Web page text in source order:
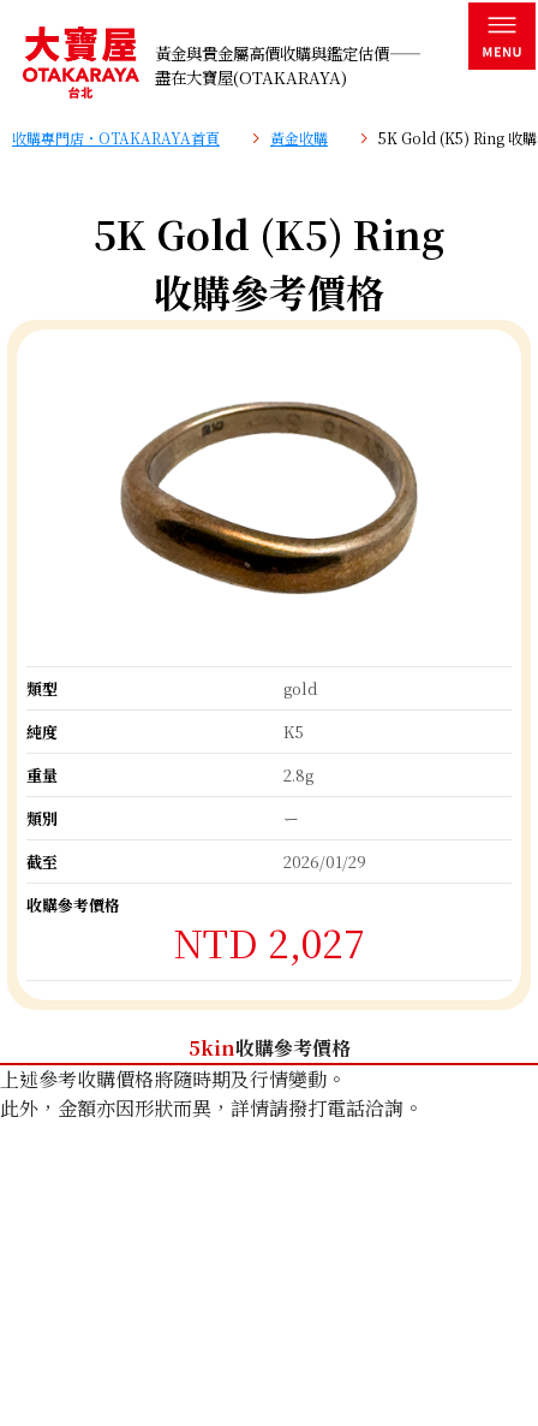
黃金與貴金屬高價收購與鑑定估價——
盡在大寶屋(OTAKARAYA)
收購專門店・OTAKARAYA首頁 黃金收購 5K Gold (K5) Ring 收
5K Gold (K5) Ring
收購參考價格
類型
gold
純度
K5
重量
2.8g
類別
ー
截至
2026/01/29
收購參考價格
NTD 2,027
5kin收購參考價格
上述參考收購價格將隨時期及行情變動。
此外，金額亦因形狀而異，詳情請撥打電話洽詢。